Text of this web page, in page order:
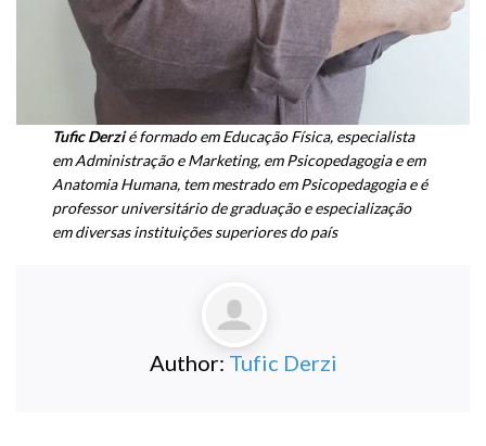
Tufic Derzié formado em Educação Física, especialista
em Administração e Marketing, em Psicopedagogia e em
Anatomia Humana, tem mestrado em Psicopedagogia e é
professor universitário de graduação e especialização
em diversas instituições superiores do país
Author: Tufic Derzi